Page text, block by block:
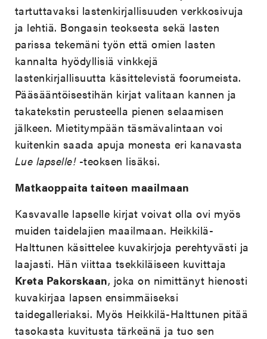
tartuttavaksi lastenkirjallisuuden verkkosivuja
ja lehtiä. Bongasin teoksesta sekä lasten
parissa tekemäni työn että omien lasten
kannalta hyödyllisiä vinkkejä
lastenkirjallisuutta käsittelevistä foorumeista.
Pääsääntöisestihän kirjat valitaan kannen ja
takatekstin perusteella pienen selaamisen
jälkeen. Mietitympään täsmävalintaan voi
kuitenkin saada apuja monesta eri kanavasta
Lue lapselle!-teoksen lisäksi.
Matkaoppaita taiteen maailmaan
Kasvavalle lapselle kirjat voivat olla ovi myös
muiden taidelajien maailmaan. Heikkilä-
Halttunen käsittelee kuvakirjoja perehtyvästi ja
laajasti. Hän viittaa tsekkiläiseen kuvittaja
Kreta Pakorskaan, joka on nimittänyt hienosti
kuvakirjaa lapsen ensimmäiseksi
taidegalleriaksi. Myös Heikkilä-Halttunen pitää
tasokasta kuvitusta tärkeänä ja tuo sen